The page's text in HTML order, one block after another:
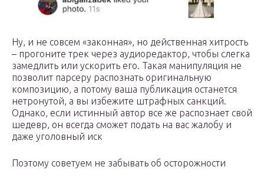
Ну, и не совсем «законная», но действенная хитрость
– прогоните трек через аудиоредактор, чтобы слегка
замедлить или ускорить его. Такая манипуляция не
позволит парсеру распознать оригинальную
композицию, а потому ваша публикация останется
нетронутой, а вы избежите штрафных санкций.
Однако, если истинный автор все же распознает свой
шедевр, он всегда сможет подать на вас жалобу и
даже уголовный иск
Поэтому советуем не забывать об осторожности